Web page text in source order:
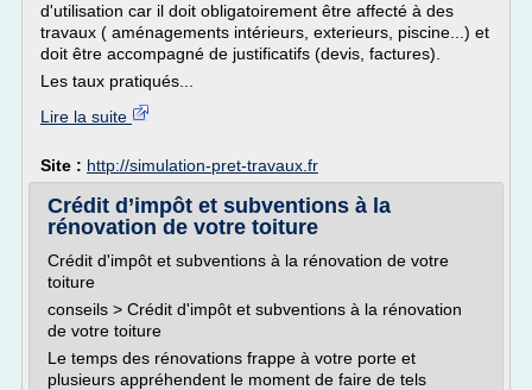
d'utilisation car il doit obligatoirement être affecté à des
travaux ( aménagements intérieurs, exterieurs, piscine...) et
doit être accompagné de justificatifs (devis, factures).
Les taux pratiqués...
Lire la suite
Site : http://simulation-pret-travaux.fr
Crédit d’impôt et subventions à la
rénovation de votre toiture
Crédit d'impôt et subventions à la rénovation de votre
toiture
conseils > Crédit d'impôt et subventions à la rénovation
de votre toiture
Le temps des rénovations frappe à votre porte et
plusieurs appréhendent le moment de faire de tels